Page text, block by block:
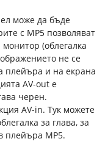
може да бъде
с MP5 позволяват
(облегалка
не се
плейъра и на екрана
AV-out е
черен.
AV-in. Тук можете
за глава, за
плейъра MP5.